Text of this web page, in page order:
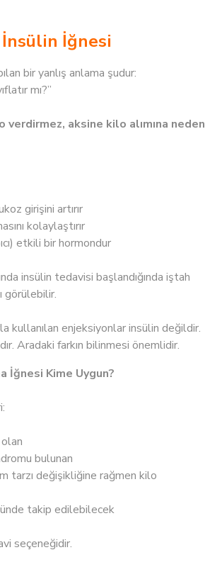
İğnesi
bir yanlış anlama şudur:
mı?”
verdirmez, aksine kilo alımına neden
girişini artırır
kolaylaştırır
etkili bir hormondur
insülin tedavisi başlandığında iştah
görülebilir.
kullanılan enjeksiyonlar insülin değildir.
Aradaki farkın bilinmesi önemlidir.
İğnesi Kime Uygun?
bulunan
tarzı değişikliğine rağmen kilo
takip edilebilecek
seçeneğidir.